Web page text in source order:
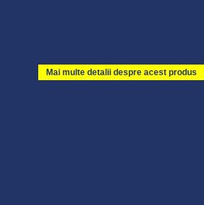
Mai multe detalii despre acest produs